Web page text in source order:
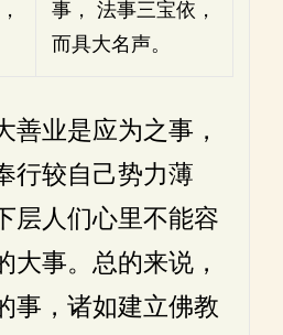
事， 法事三宝依，
而具大名声。
善业是应为之事，
行较自己势力薄
层人们心里不能容
大事。总的来说，
事，诸如建立佛教